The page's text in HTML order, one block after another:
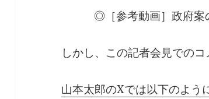
◎［参考動画］政府
しかし、この記者会見でのコ
山本太郎のXでは以下のよう